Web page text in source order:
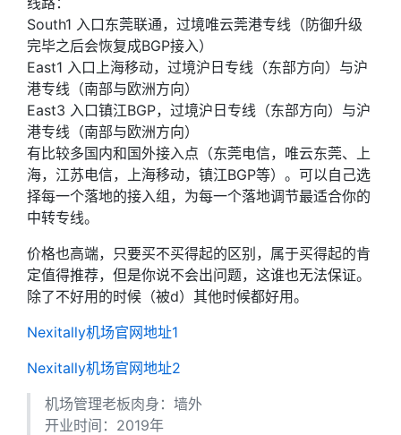
South1 入口东莞联通，过境唯云莞港专线（防御升级
完毕之后会恢复成BGP接入）
East1 入口上海移动，过境沪日专线（东部方向）与沪
港专线（南部与欧洲方向）
East3 入口镇江BGP，过境沪日专线（东部方向）与沪
港专线（南部与欧洲方向）
有比较多国内和国外接入点（东莞电信，唯云东莞、上
海，江苏电信，上海移动，镇江BGP等）。可以自己选
择每一个落地的接入组，为每一个落地调节最适合你的
中转专线。
价格也高端，只要买不买得起的区别，属于买得起的肯
定值得推荐，但是你说不会出问题，这谁也无法保证。
除了不好用的时候（被d）其他时候都好用。
Nexitally机场官网地址1
Nexitally机场官网地址2
机场管理老板肉身：墙外
开业时间：2019年